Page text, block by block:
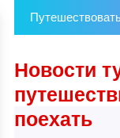
Новости
поехать